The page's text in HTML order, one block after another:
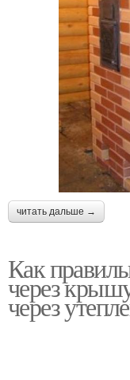
читать дальше →
Как
через
через